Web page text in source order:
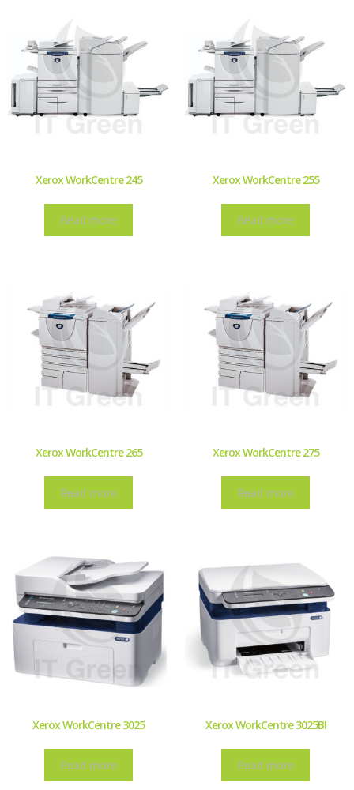
Xerox WorkCentre 245
Read more
Xerox WorkCentre 255
Read more
Xerox WorkCentre 265
Read more
Xerox WorkCentre 275
Read more
Xerox WorkCentre 3025
Read more
Xerox WorkCentre 3025BI
Read more